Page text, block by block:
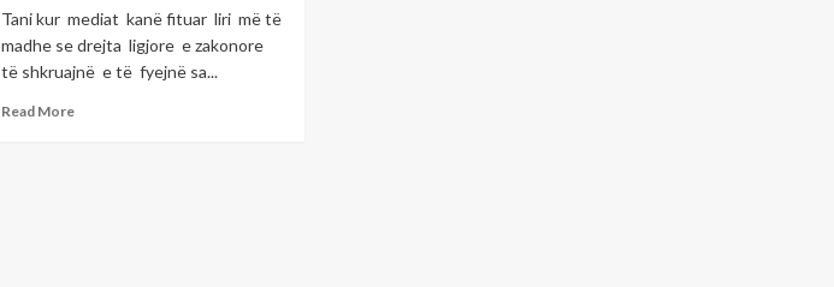
kriminelit
Vuçiç
Tani kur mediat kanë fituar liri më të
madhe se drejta ligjore e zakonore
të shkruajnë e të fyejnë sa...
Read MoreRead